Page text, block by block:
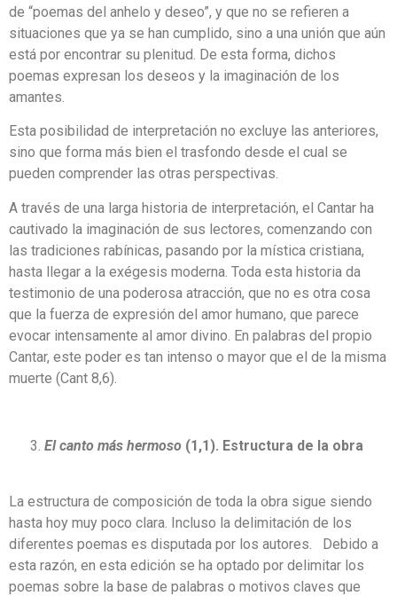
de “poemas del anhelo y deseo”, y que no se refieren a
situaciones que ya se han cumplido, sino a una unión que aún
está por encontrar su plenitud. De esta forma, dichos
poemas expresan los deseos y la imaginación de los
amantes.
Esta posibilidad de interpretación no excluye las anteriores,
sino que forma más bien el trasfondo desde el cual se
pueden comprender las otras perspectivas.
A través de una larga historia de interpretación, el Cantar ha
cautivado la imaginación de sus lectores, comenzando con
las tradiciones rabínicas, pasando por la mística cristiana,
hasta llegar a la exégesis moderna. Toda esta historia da
testimonio de una poderosa atracción, que no es otra cosa
que la fuerza de expresión del amor humano, que parece
evocar intensamente al amor divino. En palabras del propio
Cantar, este poder es tan intenso o mayor que el de la misma
muerte (Cant 8,6).
El canto más hermoso (1,1). Estructura de la obra
La estructura de composición de toda la obra sigue siendo
hasta hoy muy poco clara. Incluso la delimitación de los
diferentes poemas es disputada por los autores. Debido a
esta razón, en esta edición se ha optado por delimitar los
poemas sobre la base de palabras o motivos claves que